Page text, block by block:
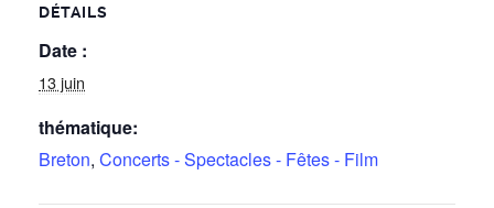
DÉTAILS
Date :
13 juin
thématique:
Breton, Concerts - Spectacles - Fêtes - Film